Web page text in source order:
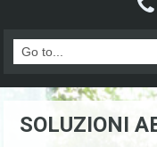
SOLUZIONI